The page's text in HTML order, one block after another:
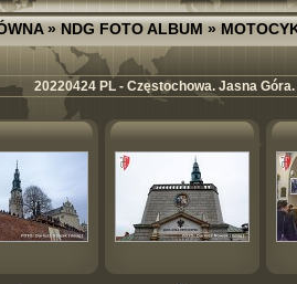
»NDG FOTO ALBUM»
20220424 PL - Częstochowa. Jasna